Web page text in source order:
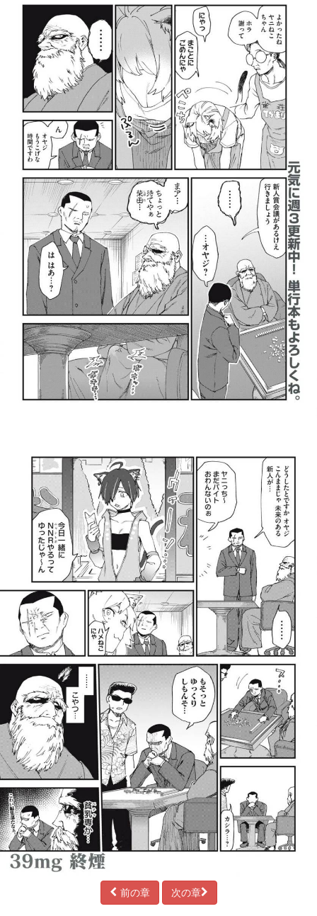
前の章 次の章